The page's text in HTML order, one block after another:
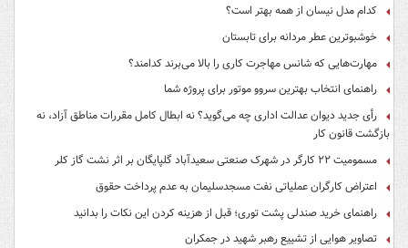
کدام مدل نیسان از همه بهتر است؟
خوشبوترین عطر مردانه برای تابستان
مهارت‌هایی که شانس مهاجرت کاری را بالا می‌برند کدامند؟
راهنمای انتخاب بهترین سروو موتور برای پروژه شما
رأی جدید دیوان عدالت اداری چه می‌گوید؟ نه ابطال کامل مقررات مناطق آزاد، نه
بازگشت قانون کار
مسمومیت ۲۲ کارگر در شهرک صنعتی سعیدآباد گلپایگان بر اثر نشت گاز کلر
اعتراض کارگران عملیاتی نفت مسجدسلیمان به عدم پرداخت حقوق
راهنمای خرید صندلی پشت توری؛ قبل از هزینه کردن این نکات را بدانید
تصاویر هوایی از تشییع رهبر شهید در جمکران